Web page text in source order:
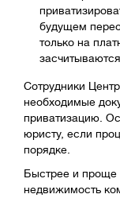
будущем
только на
Сотрудники
необходимые
приватизацию.
юристу, если
порядке.
Быстрее и проще
недвижимость